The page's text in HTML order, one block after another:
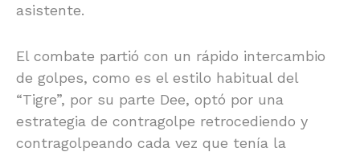
asistente.
El combate partió con un rápido intercambio
de golpes, como es el estilo habitual del
“Tigre”, por su parte Dee, optó por una
estrategia de contragolpe retrocediendo y
contragolpeando cada vez que tenía la